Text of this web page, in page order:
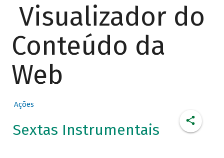
Visualizador do
Conteúdo da
Web
Ações
Sextas Instrumentais